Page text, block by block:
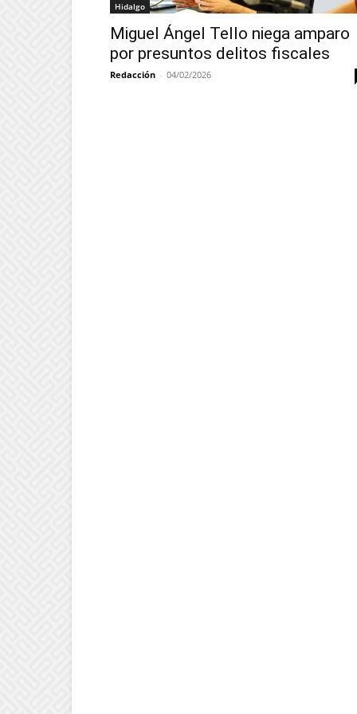
Hidalgo
Miguel Ángel Tello niega amparo
por presuntos delitos fiscales
Redacción - 04/02/2026